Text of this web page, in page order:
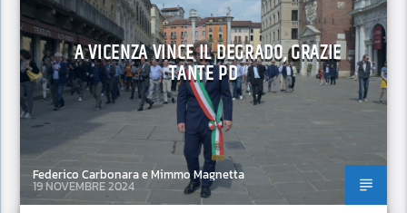
A VICENZA VINCE IL DEGRADO, GRAZIE
TANTE PD
Federico Carbonara e Mimmo Magnetta
19 NOVEMBRE 2024